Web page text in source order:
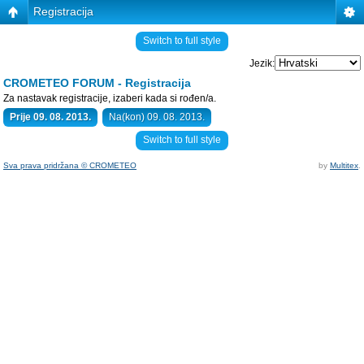
Registracija
Switch to full style
Jezik:
CROMETEO FORUM - Registracija
Za nastavak registracije, izaberi kada si rođen/a.
Prije 09. 08. 2013.
Na(kon) 09. 08. 2013.
Switch to full style
Sva prava pridržana © CROMETEO by Multitex